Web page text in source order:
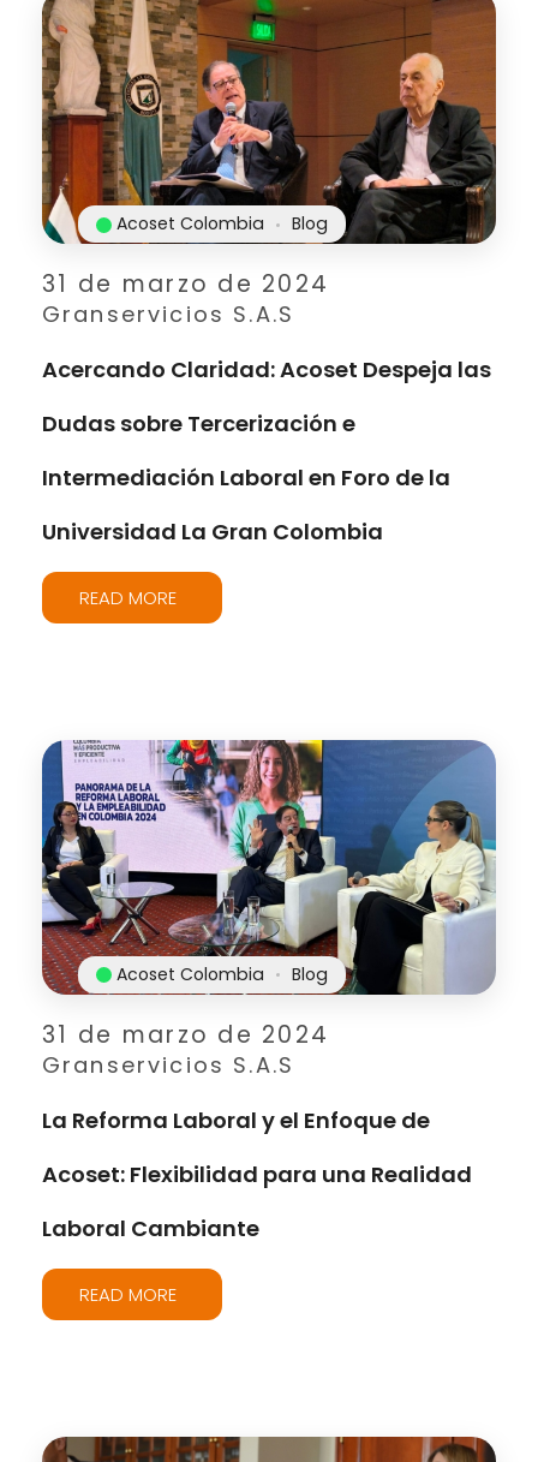
31 de marzo de 2024
Granservicios S.A.S
Acoset Colombia Blog
Acercando Claridad: Acoset Despeja las
Dudas sobre Tercerización e
Intermediación Laboral en Foro de la
Universidad La Gran Colombia
READ MORE
31 de marzo de 2024
Granservicios S.A.S
Acoset Colombia Blog
La Reforma Laboral y el Enfoque de
Acoset: Flexibilidad para una Realidad
Laboral Cambiante
READ MORE